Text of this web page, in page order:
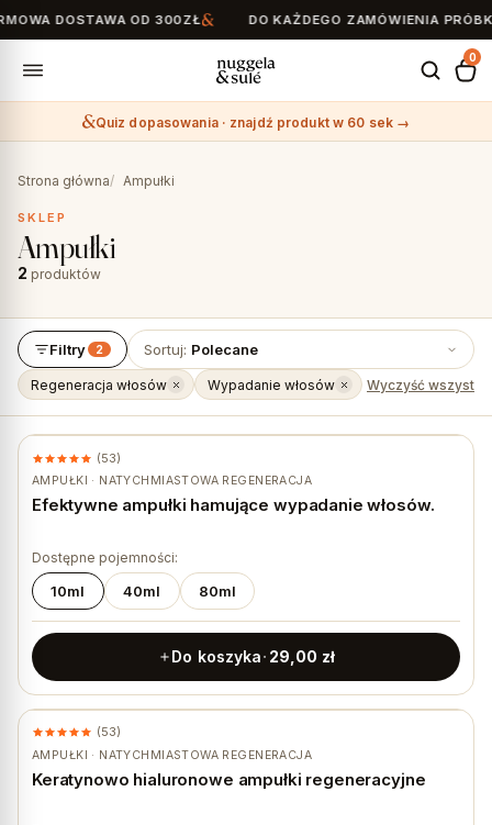
DOSTAWA OD 300ZŁ DO KAŻDEGO ZAMÓWIENIA
0
Quiz dopasowania · znajdź produkt w 60 sek →
Strona główna Ampułki
SKLEP
Ampułki
2 produktów
Filtry 2
Regeneracja włosów Wypadanie włosów Wyczyść
Sortuj: Polecane
AMPUŁKI · NATYCHMIASTOWA REGENERACJA
Efektywne ampułki hamujące wypadanie włosów.
(53)
Dostępne pojemności:
10ml 40ml 80ml
Do koszyka 29,00 zł
AMPUŁKI · NATYCHMIASTOWA REGENERACJA
Keratynowo hialuronowe ampułki regeneracyjne
(53)